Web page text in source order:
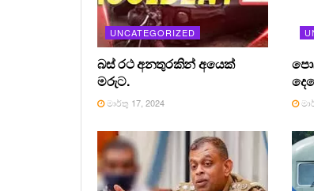
UNCATEGORIZED
බස් රථ අනතුරකින් අයෙක්
මරුට.
මාර්තු 17, 2024